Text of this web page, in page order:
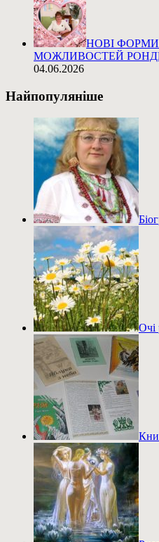
НОВІ ФОРМИ
МОЖЛИВОСТЕЙ
04.06.2026
Найпопуляніше